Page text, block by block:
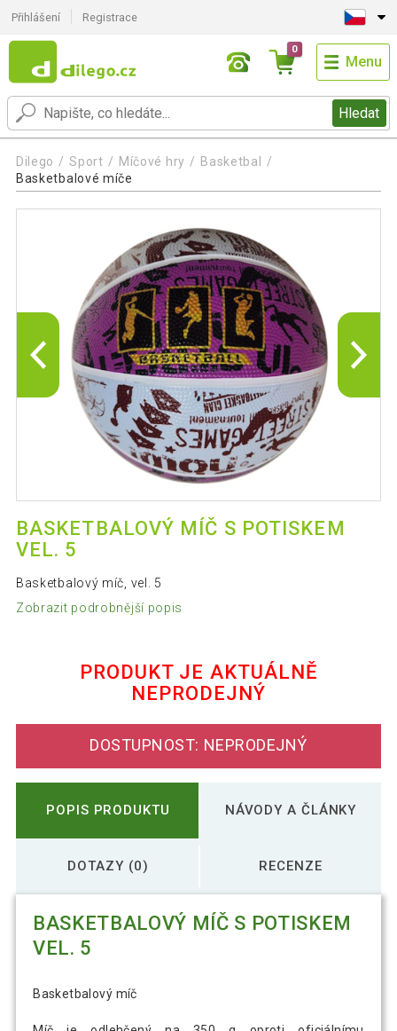
Přihlášení Registrace
Hledat
0
Menu
Dilego Sport Míčové hry
Basketbal
Basketbalové míče
BASKETBALOVÝ MÍČ S POTISKEM
VEL. 5
Basketbalový míč, vel. 5
Zobrazit podrobnější popis
PRODUKT JE AKTUÁLNĚ
NEPRODEJNÝ
DOSTUPNOST: NEPRODEJNÝ
POPIS PRODUKTU NÁVODY A ČLÁNKY
DOTAZY (0) RECENZE
BASKETBALOVÝ MÍČ S POTISKEM
VEL. 5
Basketbalový míč